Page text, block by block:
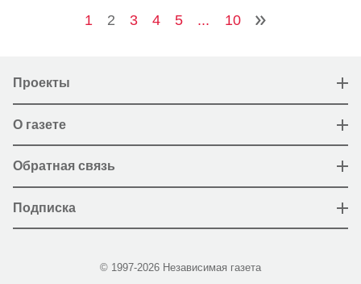
1 2 3 4 5 ... 10
Проекты
О газете
Обратная связь
Подписка
© 1997-2026 Независимая газета